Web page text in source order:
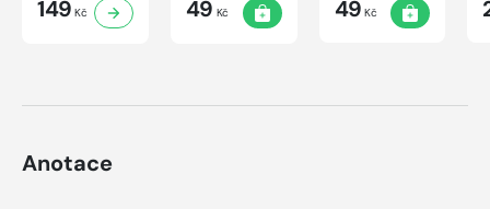
149 Kč
Časová
49 Kč 49 Kč
Anotace